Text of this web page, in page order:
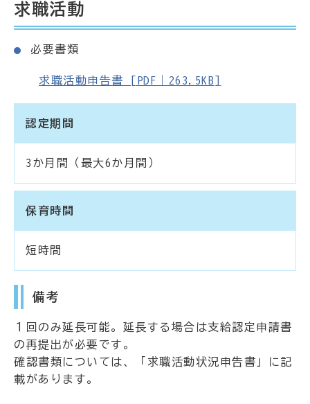
求職活動
必要書類
求職活動申告書 [PDF｜263.5KB]
認定期間
3か月間（最大6か月間）
保育時間
短時間
備考
１回のみ延長可能。延長する場合は支給認定申請書
の再提出が必要です。
確認書類については、「求職活動状況申告書」に記
載があります。